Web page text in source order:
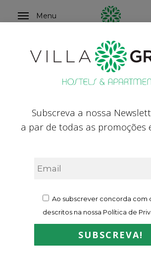
Menu
Conheça Santarém
GERAL | TRADIÇÃO | CULTURA |
página.
Subscreva a nossa
a par de todas as promoções
Ao subscrever concorda com
descritos na nossa Política de